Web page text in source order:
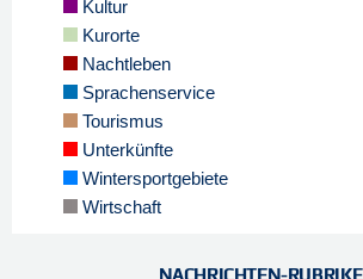
Kultur
Kurorte
Nachtleben
Sprachenservice
Tourismus
Unterkünfte
Wintersportgebiete
Wirtschaft